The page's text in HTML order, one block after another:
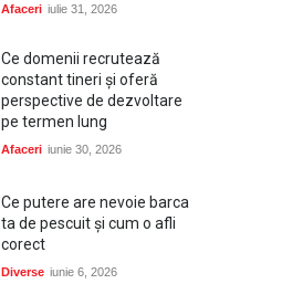
Afaceri iulie 31, 2026
Ce domenii recrutează
constant tineri și oferă
perspective de dezvoltare
pe termen lung
Afaceri iunie 30, 2026
Ce putere are nevoie barca
ta de pescuit și cum o afli
corect
Diverse iunie 6, 2026